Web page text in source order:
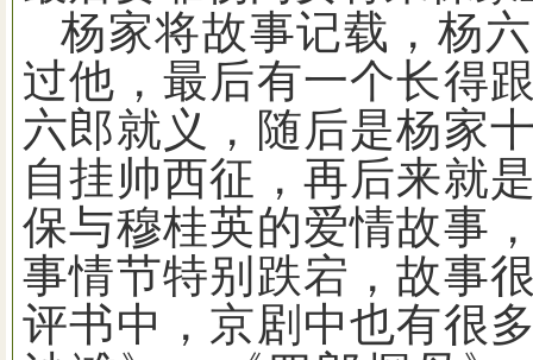
杨家将故事记载，杨
过他，最后有一个长得
六郎就义，随后是杨家
自挂帅西征，再后来就
保与穆桂英的爱情故事
事情节特别跌宕，故事
评书中，京剧中也有很